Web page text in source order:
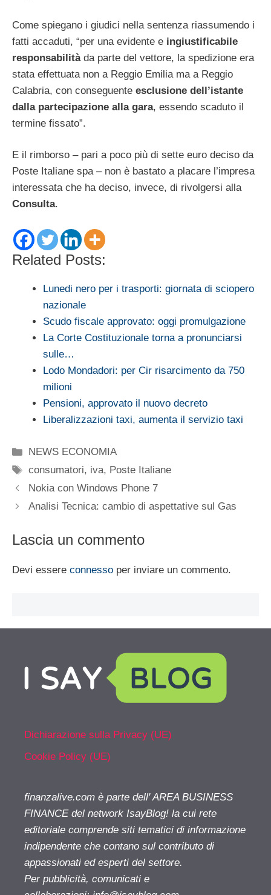
Come spiegano i giudici nella sentenza riassumendo i
fatti accaduti, “per una evidente e ingiustificabile
responsabilitàda parte del vettore, la spedizione era
stata effettuata non a Reggio Emilia ma a Reggio
Calabria, con conseguente esclusione dell’istante
dalla partecipazione alla gara, essendo scaduto il
termine fissato”.
E il rimborso – pari a poco più di sette euro deciso da
Poste Italiane spa – non è bastato a placare l’impresa
interessata che ha deciso, invece, di rivolgersi alla
Consulta.
Related Posts:
Lunedi nero per i trasporti: giornata di sciopero
nazionale
Scudo fiscale approvato: oggi promulgazione
La Corte Costituzionale torna a pronunciarsi
sulle…
Lodo Mondadori: per Cir risarcimento da 750
milioni
Pensioni, approvato il nuovo decreto
Liberalizzazioni taxi, aumenta il servizio taxi
Categorie
NEWS ECONOMIA
Tag
consumatori, iva, Poste Italiane
Nokia con Windows Phone 7
Analisi Tecnica: cambio di aspettative sul Gas
Lascia un commento
Devi essere connesso per inviare un commento.
Dichiarazione sulla Privacy (UE)
Cookie Policy (UE)
finanzalive.com è parte dell' AREA BUSINESS
FINANCE del network IsayBlog! la cui rete
editoriale comprende siti tematici di informazione
indipendente che contano sul contributo di
appassionati ed esperti del settore.
Per pubblicità, comunicati e